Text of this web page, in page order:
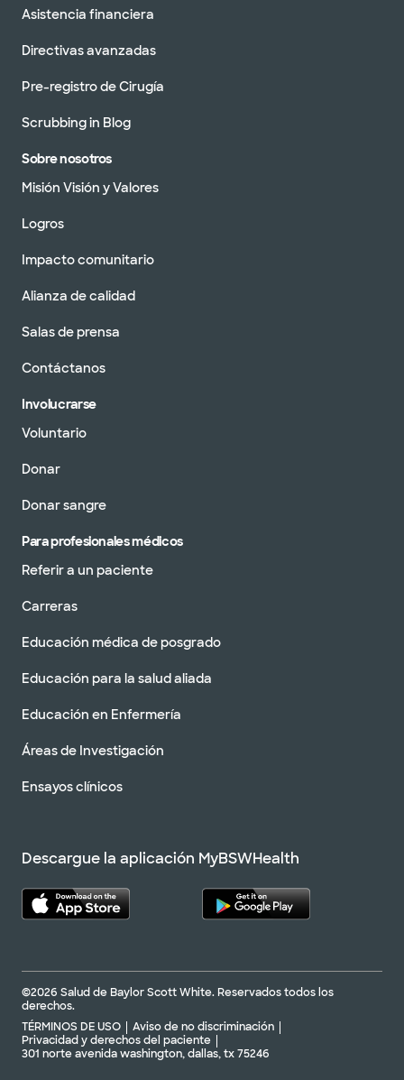
Asistencia financiera
Directivas avanzadas
Pre-registro de Cirugía
Scrubbing in Blog
Sobre nosotros
Misión Visión y Valores
Logros
Impacto comunitario
Alianza de calidad
Salas de prensa
Contáctanos
Involucrarse
Voluntario
Donar
Donar sangre
Para profesionales médicos
Referir a un paciente
Carreras
Educación médica de posgrado
Educación para la salud aliada
Educación en Enfermería
Áreas de Investigación
Ensayos clínicos
Descargue la aplicación MyBSWHealth
©2026 Salud de Baylor Scott White. Reservados todos los
derechos.
TÉRMINOS DE USO
Aviso de no discriminación
Privacidad y derechos del paciente
301 norte avenida washington, dallas, tx 75246